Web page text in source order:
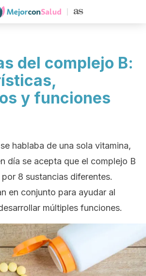
del complejo B:
y funciones
hablaba de una sola vitamina,
día se acepta que el complejo B
8 sustancias diferentes.
en conjunto para ayudar al
múltiples funciones.